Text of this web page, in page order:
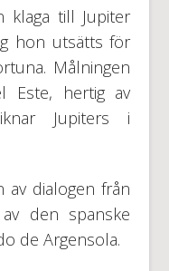
klaga till Jupiter
hon utsätts för
Målningen
Este, hertig av
Jupiters i
av dialogen från
den spanske
de Argensola.